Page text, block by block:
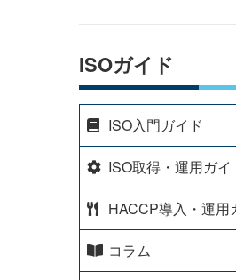
ISOガイド
ISO入門ガイド
ISO取得・運用ガイ
HACCP導入・運用
コラム